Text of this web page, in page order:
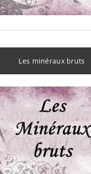
Les minéraux bruts